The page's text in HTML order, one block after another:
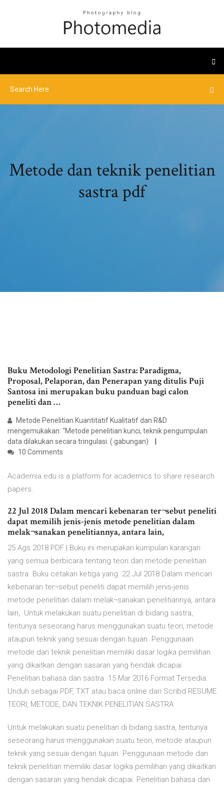
Metode dan teknik penelitian
sastra pdf
Buku Metodologi Penelitian Sastra: Paradigma,
Proposal, Pelaporan, dan Penerapan yang ditulis Puji
Santosa ini merupakan buku panduan bagi calon
peneliti dan …
Metode Penelitian Kuantitatif Kualitatif dan R&D
mengemukakan: “Metode penelitian kunci, teknik pengumpulan
data dilakukan secara tringulasi. ( gabungan)
10 Comments
Academia.edu is a platform for academics to share research
papers.
22 Jul 2018 Dalam mencari kebenaran ter¬sebut peneliti
dapat memilih jenis-jenis metode penelitian dalam
melak¬sanakan penelitiannya, antara lain,
25 Ags 2018 PDF | Buku ini merupakan kumpulan karangan
yang semua berbicara tentang teori dan metode penelitian
sastra. Buku cetakan ketiga yang 22 Jul 2018 Dalam mencari
kebenaran ter¬sebut peneliti dapat memilih jenis-jenis
metode penelitian dalam melak¬sanakan penelitiannya, antara
lain, Untuk melakukan suatu penelitian di bidang sastra,
tentunya seseorang harus menggunakan suatu teori, metode
ataupun teknik yang sesuai dengan tujuan Penggunaan
metode dan teknik penelitian memiliki dasar logika pemilihan
yang dikaitkan dengan sasaran yang hendak dicapai.
Penelitian bahasa dan sastra 15 Mar 2016 Format Tersedia.
Unduh sebagai PDF, TXT atau baca online dari Scribd RESUME
TEORI, METODE, DAN TEKNIK PENELITIAN SASTRA
Untuk melakukan suatu penelitian di bidang sastra, tentunya
seseorang harus menggunakan suatu teori, metode ataupun
teknik yang sesuai dengan tujuan Penggunaan metode dan
teknik penelitian memiliki dasar logika pemilihan yang dikaitkan
dengan sasaran yang hendak dicapai. Penelitian bahasa dan